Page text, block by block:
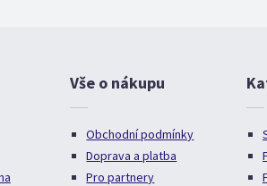
Vše o nákupu
Obchodní podmínky
Doprava a platba
Pro partnery